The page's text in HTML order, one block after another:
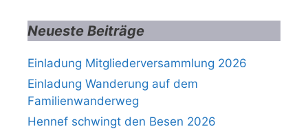
Neueste Beiträge
Einladung Mitgliederversammlung 2026
Einladung Wanderung auf dem
Familienwanderweg
Hennef schwingt den Besen 2026